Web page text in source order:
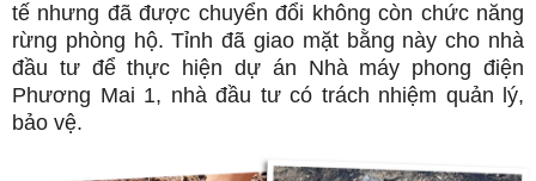
tế nhưng đã được chuyển đổi không còn chức năng
rừng phòng hộ. Tỉnh đã giao mặt bằng này cho nhà
đầu tư để thực hiện dự án Nhà máy phong điện
Phương Mai 1, nhà đầu tư có trách nhiệm quản lý,
bảo vệ.